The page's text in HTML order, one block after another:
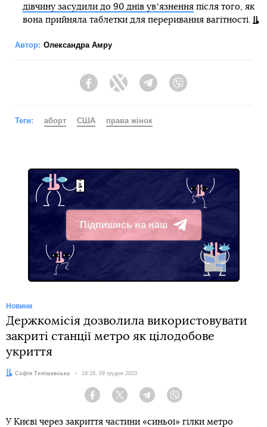
дівчину засудили до 90 днів увʼязненняпісля того, як
вона прийняла таблетки для переривання вагітності.
Автор: Олександра Амру
FacebookTwitter Telegram
Теги: аборт США права жінок
Підпишись на наш
Telegram
Новини
Держкомісія дозволила використовувати
закриті станції метро як цілодобове
укриття
Автор:
Софія Телішевська Дата:
18:28, 09 грудня 2023
Facebook Twitter Telegram
У Києві через закриття частини «синьої» гілки метро